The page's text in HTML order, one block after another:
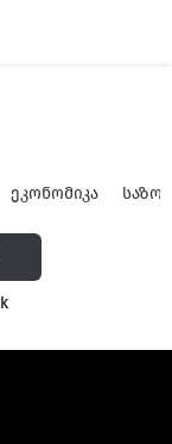
ᲔᲙᲝᲜᲝᲛᲘᲙᲐ